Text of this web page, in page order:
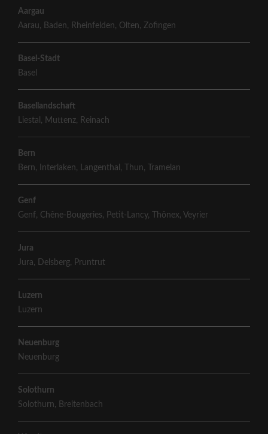
Aargau
Aarau, Baden, Rheinfelden, Olten,Zofingen
Basel-Stadt
Basel
Basellandschaft
Liestal , Muttenz, Reinach
Bern
Bern, Interlaken, Langenthal , Thun, Tramelan
Genf
Genf, Chêne-Bougeries, Petit-Lancy, Thônex, Veyrier
Jura
Jura, Delsberg, Pruntrut
Luzern
Luzern
Neuenburg
Neuenburg
Solothurn
Solothurn, Breitenbach